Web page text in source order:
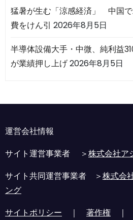
猛暑が生む「涼感経済」 中国
費をけん引 2026年8月5日
半導体設備大手・中微、純利益
が業績押し上げ2026年8月5日
運営会社情報
サイト運営事業者 ＞株式会社ア
サイト共同運営事業者 ＞株式会
ング
サイトポリシー ｜ 著作権 ｜